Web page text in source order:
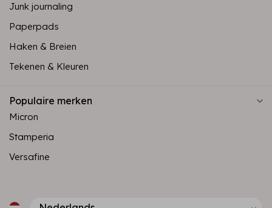
Junk journaling
Paperpads
Haken & Breien
Tekenen & Kleuren
Populaire merken
Micron
Stamperia
Versafine